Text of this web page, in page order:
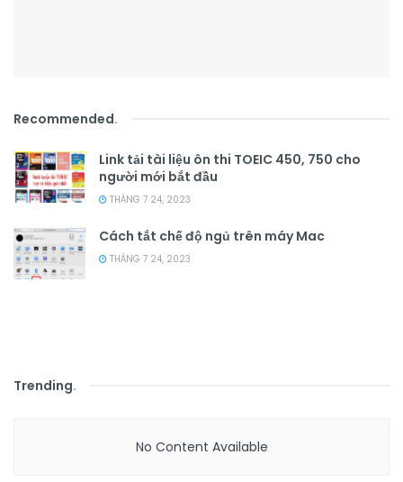
Recommended.
Link tải tài liệu ôn thi TOEIC 450, 750 cho
người mới bắt đầu
THÁNG 7 24, 2023
Cách tắt chế độ ngủ trên máy Mac
THÁNG 7 24, 2023
Trending.
No Content Available